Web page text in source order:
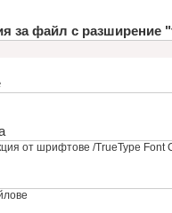
за файл с разширение
от шрифтове /TrueType Font